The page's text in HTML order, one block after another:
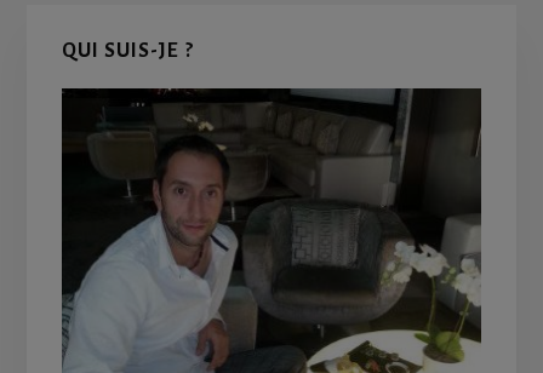
Primary
Sidebar
QUI SUIS-JE ?